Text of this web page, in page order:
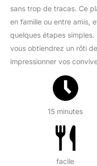
sans trop de tracas. Ce
en famille ou entre amis,
quelques étapes
vous obtiendrez un rôti
impressionner vos
15 minutes
facile